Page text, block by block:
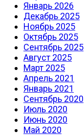
Январь 2026
Декабрь 2025
Ноябрь 2025
Октябрь 2025
Сентябрь 2025
Август 2025
Март 2025
Апрель 2021
Январь 2021
Сентябрь 2020
Июль 2020
Июнь 2020
Май 2020